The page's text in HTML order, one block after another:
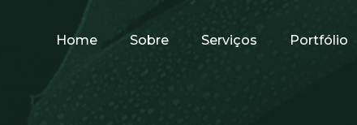
Home Sobre Serviços Portfólio